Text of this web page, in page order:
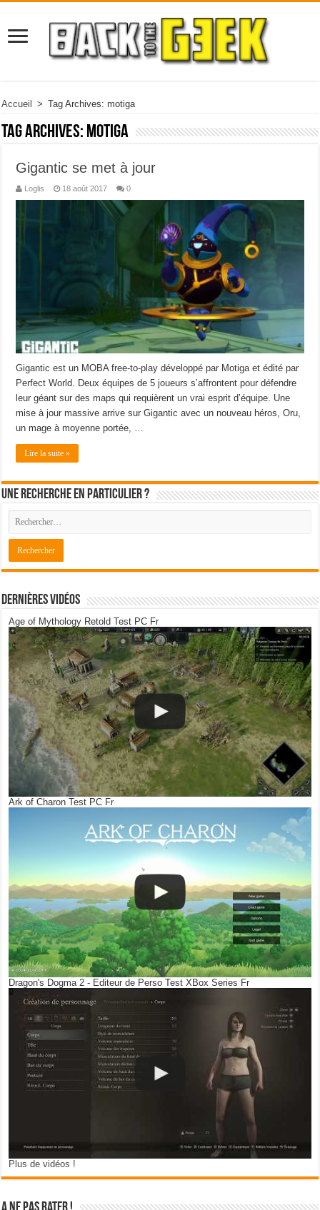
Accueil > Tag Archives: motiga
Tag Archives: motiga
Gigantic se met à jour
Loglis 18 août 2017 0
Gigantic est un MOBA free-to-play développé par Motiga et édité par
Perfect World. Deux équipes de 5 joueurs s’affrontent pour défendre
leur géant sur des maps qui requièrent un vrai esprit d’équipe. Une
mise à jour massive arrive sur Gigantic avec un nouveau héros, Oru,
un mage à moyenne portée, …
Lire la suite »
Une recherche en particulier ?
Dernières Vidéos
Age of Mythology Retold Test PC Fr
Ark of Charon Test PC Fr
Dragon's Dogma 2 - Editeur de Perso Test XBox Series Fr
Plus de vidéos !